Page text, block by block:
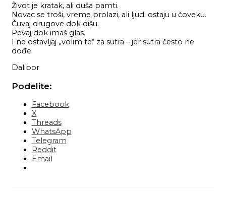
Život je kratak, ali duša pamti.
Novac se troši, vreme prolazi, ali ljudi ostaju u čoveku.
Čuvaj drugove dok dišu.
Pevaj dok imaš glas.
I ne ostavljaj „volim te“ za sutra – jer sutra često ne
dođe.
Dalibor
Podelite:
Facebook
X
Threads
WhatsApp
Telegram
Reddit
Email